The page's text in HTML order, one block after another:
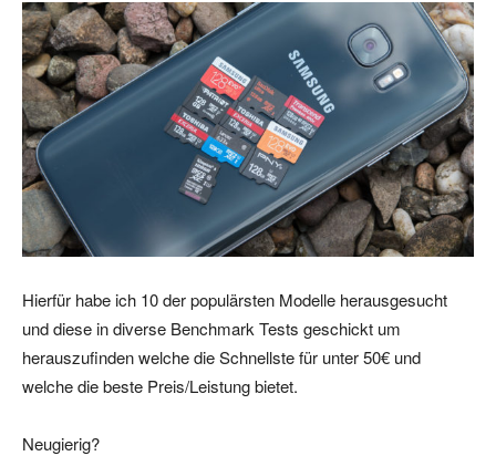
Hierfür habe ich 10 der populärsten Modelle herausgesucht
und diese in diverse Benchmark Tests geschickt um
herauszufinden welche die Schnellste für unter 50€ und
welche die beste Preis/Leistung bietet.
Neugierig?